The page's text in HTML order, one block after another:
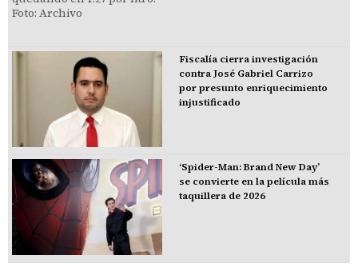
Fiscalía cierra investigación
contra José Gabriel Carrizo
por presunto enriquecimiento
injustificado
‘Spider-Man: Brand New Day’
se convierte en la película más
taquillera de 2026